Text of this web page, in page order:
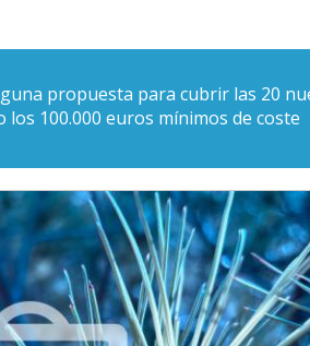
propuesta para cubrir las 20
100.000 euros mínimos de coste